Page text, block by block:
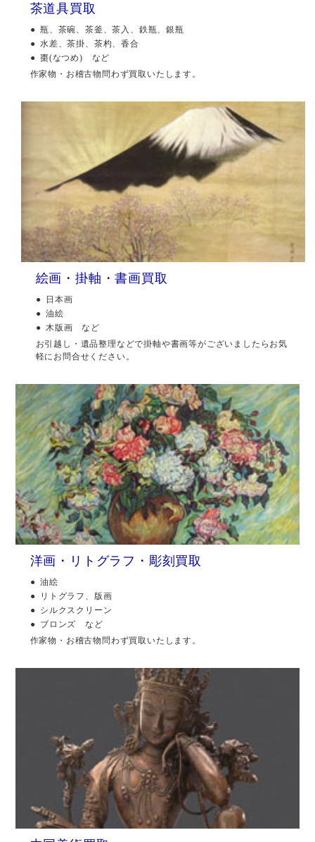
茶道具買取
瓶、茶碗、茶釜、茶入、鉄瓶、銀瓶
水差、茶掛、茶杓、香合
棗(なつめ) など
作家物・お稽古物問わず買取いたします。
絵画・掛軸・書画買取
日本画
油絵
木版画 など
お引越し・遺品整理などで掛軸や書画等がございましたらお気
軽にお問合せください。
洋画・リトグラフ・彫刻買取
油絵
リトグラフ、版画
シルクスクリーン
ブロンズ など
作家物・お稽古物問わず買取いたします。